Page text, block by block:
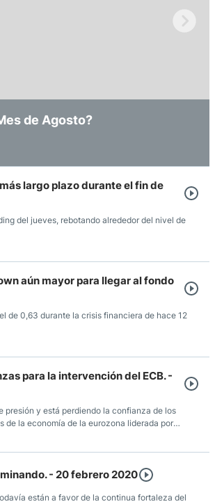
de Agosto?
Clara
largo plazo durante el fin de
del jueves, rebotando alrededor del nivel de
aún mayor para llegar al fondo
de 0,63 durante la crisis financiera de hace 12
para la intervención del ECB. -
presión y está perdiendo la confianza de los
la economía de la eurozona liderada por
- 20 febrero 2020
están a favor de la continua fortaleza del